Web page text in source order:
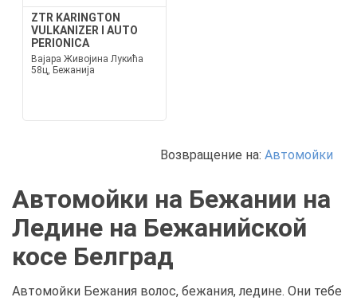
ZTR KARINGTON
VULKANIZER I AUTO
PERIONICA
Вајара Живојина Лукића
58ц, Бежанија
Возвращение на: Автомойки
Автомойки на Бежании на
Ледине на Бежанийской
косе Белград
Автомойки Бежания волос, бежания, ледине. Они тебе